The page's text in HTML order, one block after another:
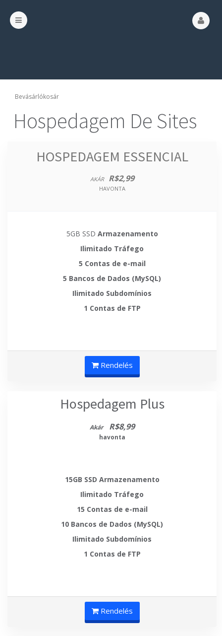
Bevásárlókosár
Hospedagem De Sites
HOSPEDAGEM ESSENCIAL
AKÁR R$2,99
HAVONTA
5GB SSD Armazenamento
Ilimitado Tráfego
5 Contas de e-mail
5 Bancos de Dados (MySQL)
Ilimitado Subdomínios
1 Contas de FTP
Rendelés
Hospedagem Plus
Akár R$8,99
havonta
15GB SSD Armazenamento
Ilimitado Tráfego
15 Contas de e-mail
10 Bancos de Dados (MySQL)
Ilimitado Subdomínios
1 Contas de FTP
Rendelés